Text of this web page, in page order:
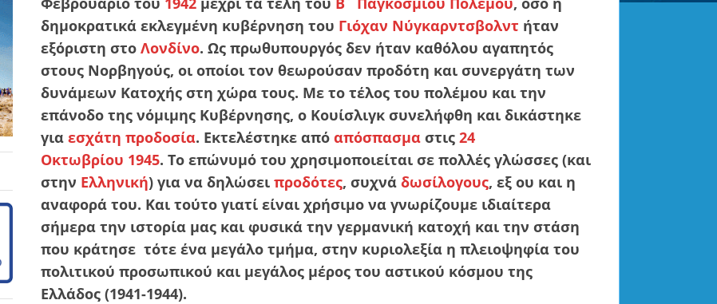
δημοκρατικά εκλεγμένη κυβέρνηση του Γιόχαν Νύγκαρντσβολντ ήταν
εξόριστη στο Λονδίνο. Ως πρωθυπουργός δεν ήταν καθόλου αγαπητός
στους Νορβηγούς, οι οποίοι τον θεωρούσαν προδότη και συνεργάτη των
δυνάμεων Κατοχής στη χώρα τους. Με το τέλος του πολέμου και την
επάνοδο της νόμιμης Κυβέρνησης, ο Κουίσλιγκ συνελήφθη και δικάστηκε
για εσχάτη προδοσία. Εκτελέστηκε από απόσπασμα στις 24
Οκτωβρίου 1945. Το επώνυμό του χρησιμοποιείται σε πολλές γλώσσες (και
στην Eλληνική) για να δηλώσει προδότες, συχνά δωσίλογους, εξ ου και η
αναφορά του. Και τούτο γιατί είναι χρήσιμο να γνωρίζουμε ιδιαίτερα
σήμερα την ιστορία μας και φυσικά την γερμανική κατοχή και την στάση
που κράτησε τότε ένα μεγάλο τμήμα, στην κυριολεξία η πλειοψηφία του
πολιτικού προσωπικού και μεγάλος μέρος του αστικού κόσμου της
Ελλάδος (1941-1944).